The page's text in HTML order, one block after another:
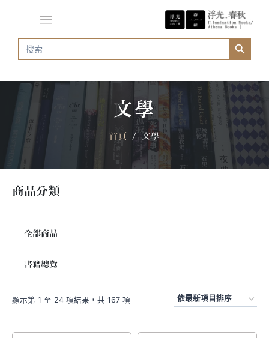
Search
for:
Search Button
文學
首頁 / 文學
商品分類
全部商品
書籍總覽
顯示第 1 至 24 項結果，共 167 項